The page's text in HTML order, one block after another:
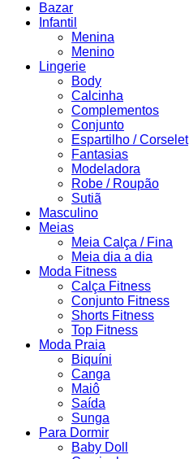
Bazar
Infantil
Menina
Menino
Lingerie
Body
Calcinha
Complementos
Conjunto
Espartilho / Corselet
Fantasias
Modeladora
Robe / Roupão
Sutiã
Masculino
Meias
Meia Calça / Fina
Meia dia a dia
Moda Fitness
Calça Fitness
Conjunto Fitness
Shorts Fitness
Top Fitness
Moda Praia
Biquíni
Canga
Maiô
Saída
Sunga
Para Dormir
Baby Doll